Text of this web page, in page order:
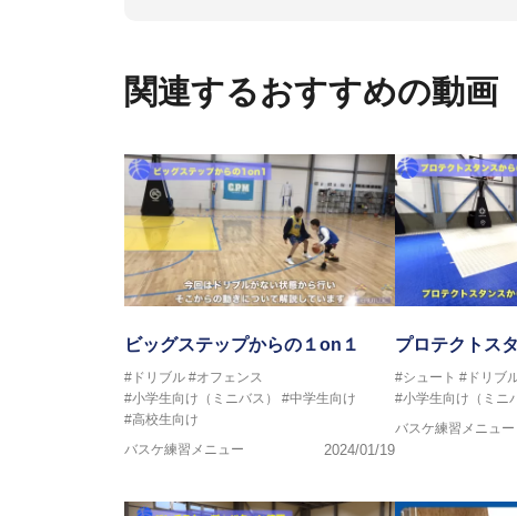
2016年U13ナショナルキャンプヘッ
2017年U13ナショナルキャンプヘ
2017年男子日本代表サポートコーチ
2018年U22日本代表スプリングキ
2018年U12ナショナルキャンプヘ
2018年U13ナショナルキャンプヘッ
2018年～2021年男子日本代表サポ
関連するおすすめの動画
ビッグステップからの１on１
#ドリブル #オフェンス
#小学生向け（ミニバス）
#中学生向け
#高校生向け
バスケ練習メニュー
2024/01/19
プロテクトス
#シュート #ドリブ
#小学生向け（ミニ
バスケ練習メニュー